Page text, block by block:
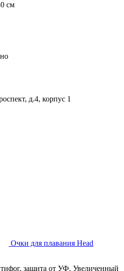
см
д.4, корпус 1
Очки для плавания Head
защита от УФ. Увеличенный